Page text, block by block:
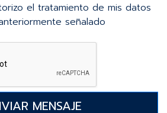
el tratamiento de mis datos
señalado